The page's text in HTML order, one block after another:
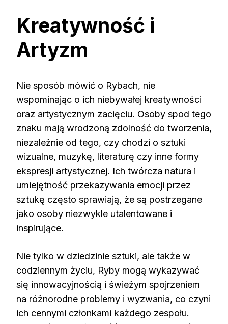
Kreatywność i
Artyzm
Nie sposób mówić o Rybach, nie
wspominając o ich niebywałej kreatywności
oraz artystycznym zacięciu. Osoby spod tego
znaku mają wrodzoną zdolność do tworzenia,
niezależnie od tego, czy chodzi o sztuki
wizualne, muzykę, literaturę czy inne formy
ekspresji artystycznej. Ich twórcza natura i
umiejętność przekazywania emocji przez
sztukę często sprawiają, że są postrzegane
jako osoby niezwykle utalentowane i
inspirujące.
Nie tylko w dziedzinie sztuki, ale także w
codziennym życiu, Ryby mogą wykazywać
się innowacyjnością i świeżym spojrzeniem
na różnorodne problemy i wyzwania, co czyni
ich cennymi członkami każdego zespołu.